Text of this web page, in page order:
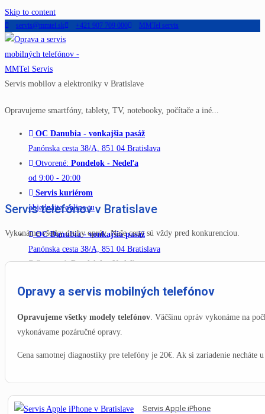
Skip to content
servis@mmtel.sk +421 907 709 000 MMTel servis
Servis mobilov a elektroniky v Bratislave
Opravujeme smartfóny, tablety, TV, notebooky, počítače a iné...
OC Danubia - vonkajšia pasáž
Panónska cesta 38/A, 851 04 Bratislava
Otvorené: Pondelok - Nedeľa
od 9:00 - 20:00
Servis kuriérom
objednajte online tu
OC Danubia - vonkajšia pasáž
Panónska cesta 38/A, 851 04 Bratislava
Otvorené:Pondelok - Nedeľa
Search for:
Servis telefónov v Bratislave
Vykonáme všetky druhy opráv. Naše ceny sú vždy pred konkurenciou.
Opravy a servis mobilných telefónov
Opravujeme všetky modely telefónov . Väčšinu opráv vykonáme na
vykonávame pozáručné opravy.
Cena samotnej diagnostiky pre telefóny je 20€. Ak si zariadenie necháte
Servis Apple iPhone